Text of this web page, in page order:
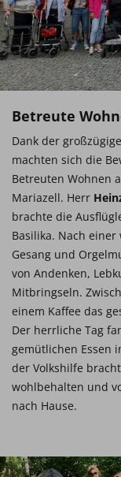
Betreute
Dank der
machten sich die
Betreuten Wohnen
Mariazell. Herr
brachte die
Basilika. Nach
Gesang und
von Andenken,
Mitbringseln.
einem Kaffee das
Der herrliche Tag
gemütlichen Essen
der Volkshilfe
wohlbehalten und
nach Hause.